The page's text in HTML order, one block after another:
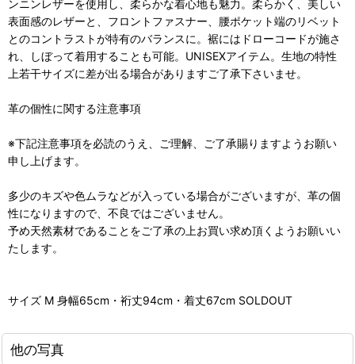
ンニンレザーを使用し、柔らかな着心地も魅力。柔らかく、美しい
表面感のレザーと、フロントファスナー、腰ポケット端のリベット
とのコントラストが特有のバランスに。裾にはドローコードが施さ
れ、しぼって着用することも可能。UNISEXアイテム。生地の特性
上若干サイズに差が出る場合がありますご了承下さいませ。
革の個性に関する注意事項
※下記注意事項を必読のうえ、ご理解、ご了承賜りますようお願い
申し上げます。
多少のキズや色ムラなどが入っている場合がございますが、革の個
性になりますので、不良ではございません。
予め天然素材であることをご了承の上お買い求め頂くようお願いい
たします。
サイズ M 身幅65cm・裄丈94cm・着丈67cm SOLDOUT
他の写真